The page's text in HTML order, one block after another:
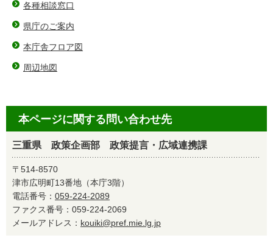
各種相談窓口
県庁のご案内
本庁舎フロア図
周辺地図
本ページに関する問い合わせ先
三重県 政策企画部 政策提言・広域連携課
〒514-8570
津市広明町13番地（本庁3階）
電話番号： 059-224-2089
ファクス番号：059-224-2069
メールアドレス： kouiki@pref.mie.lg.jp